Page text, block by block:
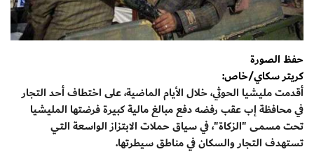
حفظ الصورة
كريتر سكاي/خاص:
أقدمت مليشيا الحوثي، خلال الأيام الماضية، على اختطاف أحد التجار
في محافظة إب عقب رفضه دفع مبالغ مالية كبيرة فرضتها المليشيا
تحت مسمى "الزكاة"، في سياق حملات الابتزاز الواسعة التي
تستهدف التجار والسكان في مناطق سيطرتها.